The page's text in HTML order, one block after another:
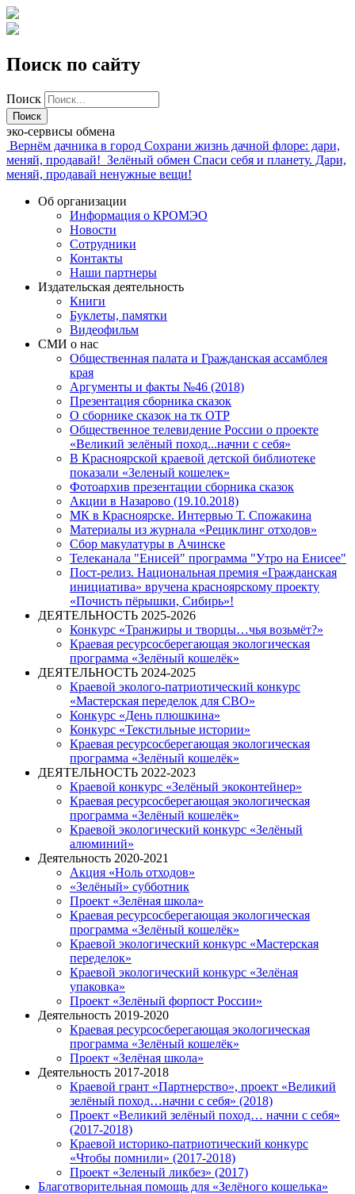
Поиск по сайту
Поиск
эко-сервисы обмена
Вернём дачника в город Сохрани жизнь дачной флоре: дари,
меняй, продавай! Зелёный обмен Спаси себя и планету. Дари,
меняй, продавай ненужные вещи!
Об организации
Информация о КРОМЭО
Новости
Сотрудники
Контакты
Наши партнеры
Издательская деятельность
Книги
Буклеты, памятки
Видеофильм
СМИ о нас
Общественная палата и Гражданская ассамблея
края
Аргументы и факты №46 (2018)
Презентация сборника сказок
О сборнике сказок на тк ОТР
Общественное телевидение России о проекте
«Великий зелёный поход...начни с себя»
В Красноярской краевой детской библиотеке
показали «Зеленый кошелек»
Фотоархив презентации сборника сказок
Акции в Назарово (19.10.2018)
МК в Красноярске. Интервью Т. Спожакина
Материалы из журнала «Рециклинг отходов»
Сбор макулатуры в Ачинске
Телеканала "Енисей" программа "Утро на Енисее"
Пост-релиз. Национальная премия «Гражданская
инициатива» вручена красноярскому проекту
«Почисть пёрышки, Сибирь»!
ДЕЯТЕЛЬНОСТЬ 2025-2026
Конкурс «Транжиры и творцы…чья возьмёт?»
Краевая ресурсосберегающая экологическая
программа «Зелёный кошелёк»
ДЕЯТЕЛЬНОСТЬ 2024-2025
Краевой эколого-патриотический конкурс
«Мастерская переделок для СВО»
Конкурс «День плюшкина»
Конкурс «Текстильные истории»
Краевая ресурсосберегающая экологическая
программа «Зелёный кошелёк»
ДЕЯТЕЛЬНОСТЬ 2022-2023
Краевой конкурс «Зелёный экоконтейнер»
Краевая ресурсосберегающая экологическая
программа «Зелёный кошелёк»
Краевой экологический конкурс «Зелёный
алюминий»
Деятельность 2020-2021
Акция «Ноль отходов»
«Зелёный» субботник
Проект «Зелёная школа»
Краевая ресурсосберегающая экологическая
программа «Зелёный кошелёк»
Краевой экологический конкурс «Мастерская
переделок»
Краевой экологический конкурс «Зелёная
упаковка»
Проект «Зелёный форпост России»
Деятельность 2019-2020
Краевая ресурсосберегающая экологическая
программа «Зелёный кошелёк»
Проект «Зелёная школа»
Деятельность 2017-2018
Краевой грант «Партнерство», проект «Великий
зелёный поход…начни с себя» (2018)
Проект «Великий зелёный поход… начни с себя»
(2017-2018)
Краевой историко-патриотический конкурс
«Чтобы помнили» (2017-2018)
Проект «Зеленый ликбез» (2017)
Благотворительная помощь для «Зелёного кошелька»